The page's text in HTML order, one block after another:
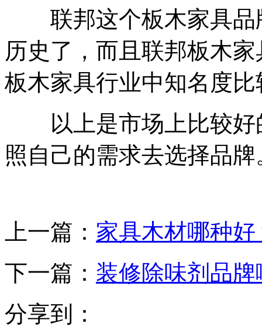
联邦这个板木家具品
历史了，而且联邦板木
板木家具行业中知名度
以上是市场上比较好
照自己的需求去选择品牌
上一篇： 家具木材哪种好
下一篇： 装修除味剂品
分享到：